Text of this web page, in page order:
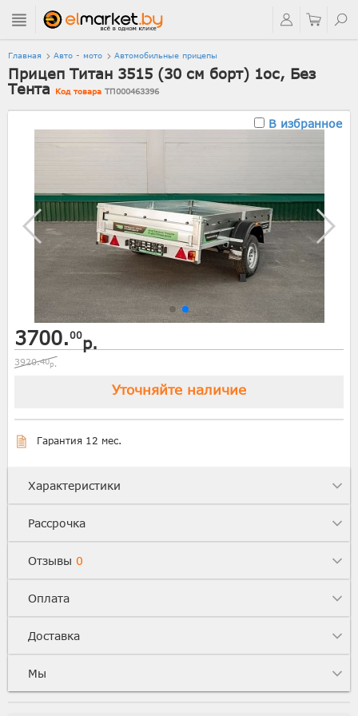
Главная Авто - мото Автомобильные прицепы
Прицеп Титан 3515 (30 см борт) 1ос, Без
Тента
Код товара ТП000463396
В избранное
3700.00р.
3920.40р.
Уточняйте наличие
Гарантия 12 мес.
Характеристики
Рассрочка
Отзывы 0
Оплата
Доставка
Мы